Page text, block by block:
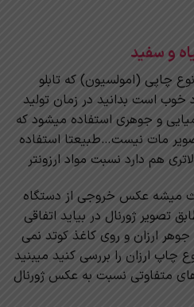
و سفید
چاپی (امولسیون) که تابلو
خوب است بدانید در زمان تولید
و جوهری استفاده میشود که
مات نیست…طبیعتا استفاده
هم دارد نسبت مواد ارزونتر
میشه عکس خروجی از دستگاه
و مطابق تصویر ژورنال در بیاید اتفاقی
ارزان و روی کاغذ کوتد نمی
چاپ ارزان را بررسی کنید میبنید
متفاوتی نسبت به عکس ژورنال